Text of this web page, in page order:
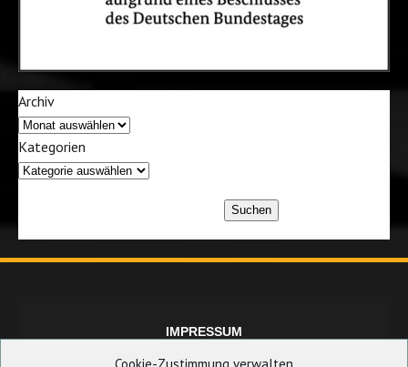
Archiv
Kategorien
Suchen
IMPRESSUM